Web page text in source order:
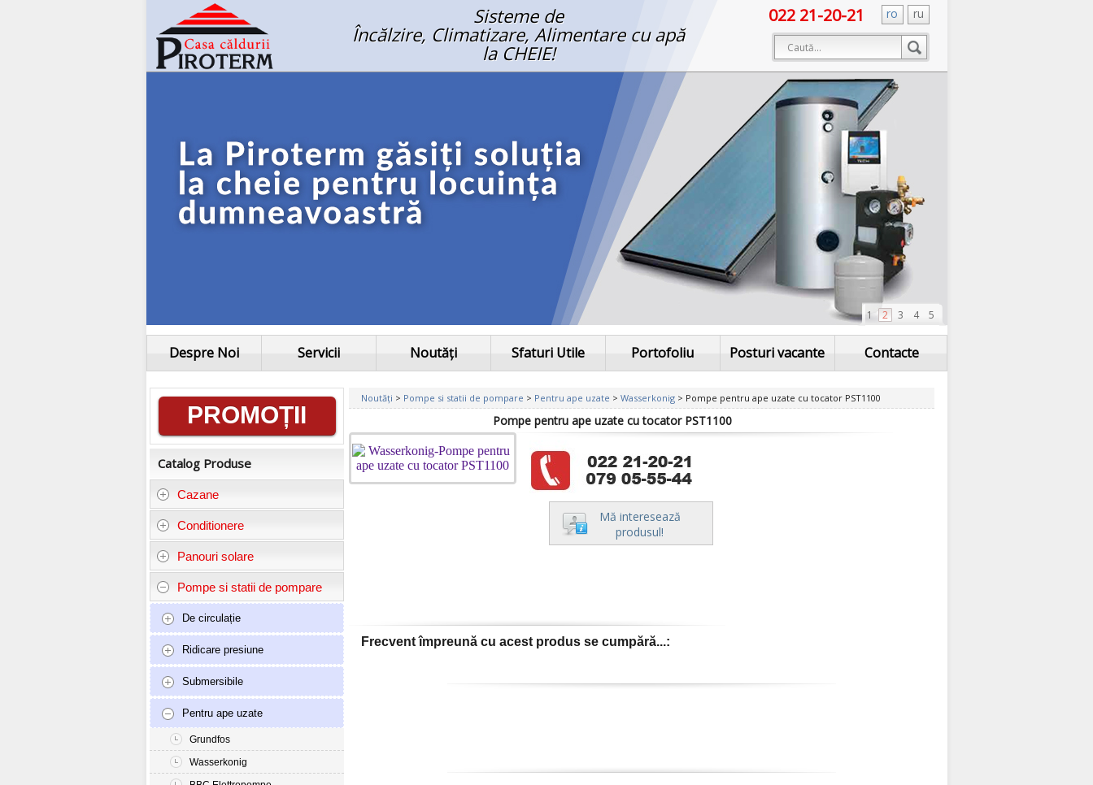
Sisteme de
Încălzire, Climatizare, Alimentare cu apă
la CHEIE!
022 21-20-21 ru
ro
1 2 3 4 5
Despre Noi Servicii Noutăți Sfaturi Utile Portofoliu Posturi vacante
Contacte
Informații
generale
PROMOȚII
Catalog Produse
Cazane
Conditionere
Panouri solare
Pompe si statii de pompare
De circulație
Ridicare presiune
Submersibile
Pentru ape uzate
Grundfos
Wasserkonig
Noutăți > Pompe si statii de pompare > Pentru ape uzate > Wasserkonig > Pompe pentru ape uzate cu tocator PST1100
Pompe pentru ape uzate cu tocator PST1100
Mă interesează
produsul!
Frecvent împreună cu acest produs se cumpără...: